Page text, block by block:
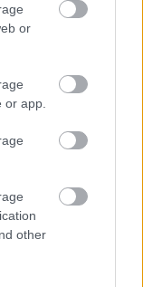
or
app.
other
BE A
az új kerékpárút
Szólj hozzá!